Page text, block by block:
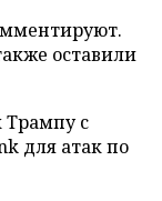
оставили
Трампу с
для атак по